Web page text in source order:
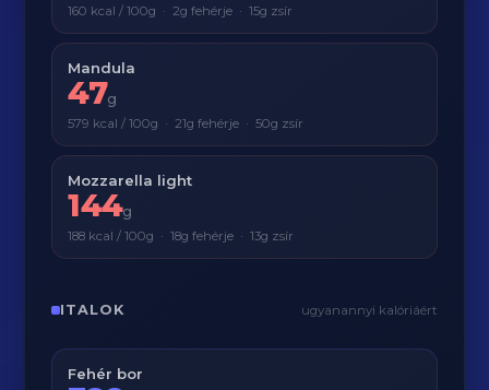
160 kcal / 100g · 2g fehérje · 15g zsír
Mandula
47g
579 kcal / 100g · 21g fehérje · 50g zsír
Mozzarella light
144g
188 kcal / 100g · 18g fehérje · 13g zsír
ITALOK ugyanannyi kalóriáért
Fehér bor